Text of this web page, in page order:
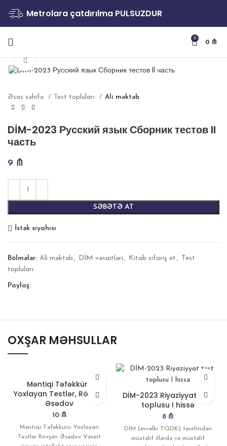
Metrolara çatdırılma PULSUZDUR
0
0 ₼
Əsas səhifə Test topluları Ali məktəb
DİM-2023 Русский язык Сборник тестов ll
часть
9 ₼
SƏBƏTƏ AT
İstək siyahısı
Bölmələr: Ali məktəb , DİM vəsaitləri , Kitab sifariş et ,
Test
topluları
Paylaş:
OXŞAR MƏHSULLAR
Məntiqi Təfəkkürü
Yoxlayan Testlər, Rövşən
Əsədov
10 ₼
Məntiqi Təfəkkürü Yoxlayan
Testlər Rövşən Əsədov Vəsait
DİM-2023 Riyaziyyat test
toplusu I hissə
8 ₼
DİM (əvvəlki TQDK) tərəfindən
müxtəlif illərdə və müxtəlif